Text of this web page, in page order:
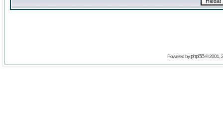
Powered byphpBB© 2001,